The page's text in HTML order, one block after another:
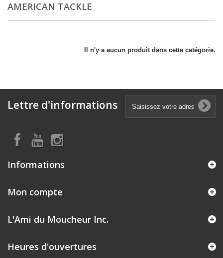
AMERICAN TACKLE
Il n'y a aucun produit dans cette catégorie.
Lettre d'informations
Informations
Mon compte
L'Ami du Moucheur Inc.
Heures d'ouvertures